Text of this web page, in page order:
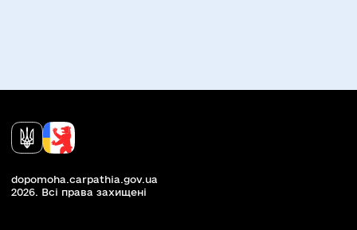
dopomoha.carpathia.gov.ua
2026. Всi права захищенi